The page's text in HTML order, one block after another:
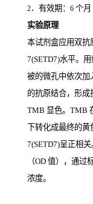
2．有效期： 6 个月
实验原理
本试剂盒应用双抗
7(SETD7)水平。
被的微孔中依次加
的抗原结合，形成
TMB 显色。 TMB
下转化成最终的
7(SETD7)呈正相
（OD 值），通过
浓度。